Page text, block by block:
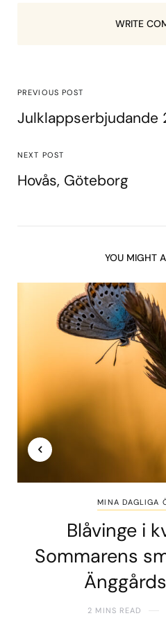
WRITE
PREVIOUS POST
Julklappserbjudande
NEXT POST
Hovås, Göteborg
YOU MIGHT
MINA DAGLIGA
Blåvinge i
Sommarens
2 MINS READ